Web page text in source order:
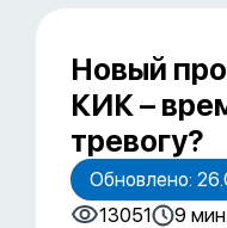
Новый
КИК –
тревогу?
Обновлено:
13051
9 мин.